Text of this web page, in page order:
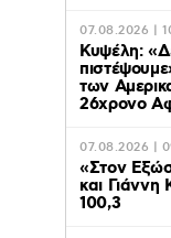
07.08.2026 |
Κυψέλη:
των
26χρονο
07.08.2026 |
«Στον
και
100,3